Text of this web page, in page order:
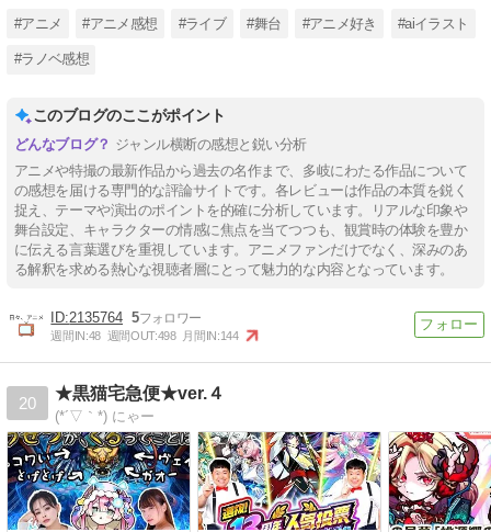
#アニメ #アニメ感想 #ライブ #舞台 #アニメ好き #aiイラスト
#ラノベ感想
このブログのここがポイント
ジャンル横断の感想と鋭い分析
アニメや特撮の最新作品から過去の名作まで、多岐にわたる作品について
の感想を届ける専門的な評論サイトです。各レビューは作品の本質を鋭く
捉え、テーマや演出のポイントを的確に分析しています。リアルな印象や
舞台設定、キャラクターの情感に焦点を当てつつも、観賞時の体験を豊か
に伝える言葉選びを重視しています。アニメファンだけでなく、深みのあ
る解釈を求める熱心な視聴者層にとって魅力的な内容となっています。
2135764 5
週間IN:48 週間OUT:498 月間IN:144
20
★黒猫宅急便★ver.４
(*´▽｀*) にゃー